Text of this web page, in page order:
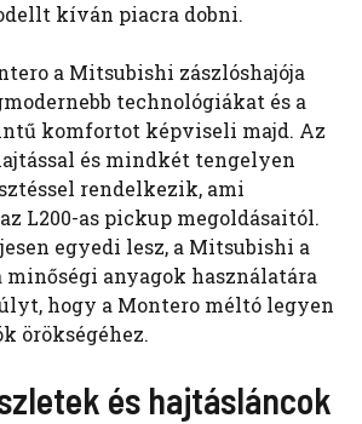
kíván piacra dobni.
a Mitsubishi zászlóshajója
technológiákat és a
komfortot képviseli majd. Az
és mindkét tengelyen
rendelkezik, ami
L200-as pickup megoldásaitól.
egyedi lesz, a Mitsubishi a
minőségi anyagok használatára
hogy a Montero méltó legyen
örökségéhez.
és hajtásláncok